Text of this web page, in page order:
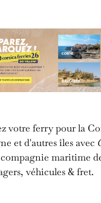
votre ferry pour la
et d'autres îles avec
maritime
véhicules & fret.